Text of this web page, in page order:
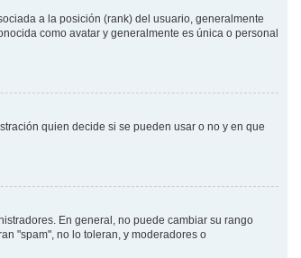
a la posición (rank) del usuario, generalmente
como avatar y generalmente es única o personal
quien decide si se pueden usar o no y en que
En general, no puede cambiar su rango
"spam", no lo toleran, y moderadores o